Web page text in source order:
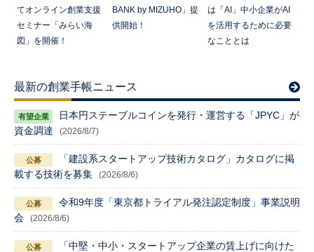
てオンライン創業支援
セミナー「みらい海
図」を開催！
BANK by MIZUHO」提
供開始！
は「AI」中小企業がAI
を活用するために必要
なこととは
最新の創業手帳ニュース
日本円ステーブルコインを発行・運営する「JPYC」が
資金調達
(2026/8/7)
「建設系スタートアップ技術カタログ」カタログに掲
載する技術を募集
(2026/8/6)
令和9年度「東京都トライアル発注認定制度」事業説明
会
(2026/8/6)
「中堅・中小・スタートアップ企業の賃上げに向けた